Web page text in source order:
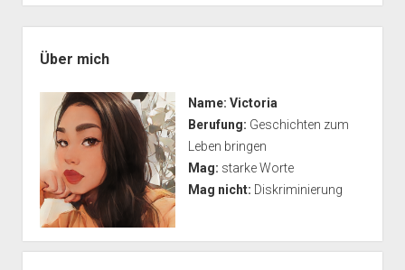
–
Aussehen
Über mich
Name: Victoria
Berufung: Geschichten zum
Leben bringen
Mag: starke Worte
Mag nicht: Diskriminierung